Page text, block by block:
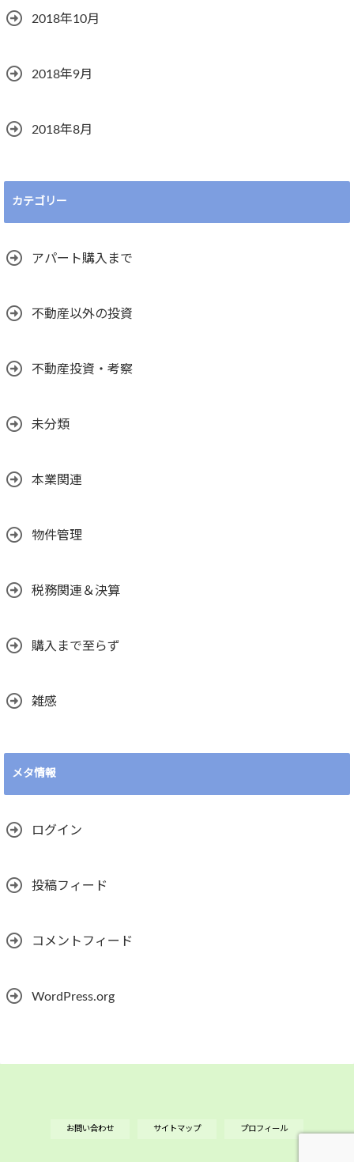
2018年10月
2018年9月
2018年8月
カテゴリー
アパート購入まで
不動産以外の投資
不動産投資・考察
未分類
本業関連
物件管理
税務関連＆決算
購入まで至らず
雑感
メタ情報
ログイン
投稿フィード
コメントフィード
WordPress.org
お問い合わせ サイトマップ プロフィール